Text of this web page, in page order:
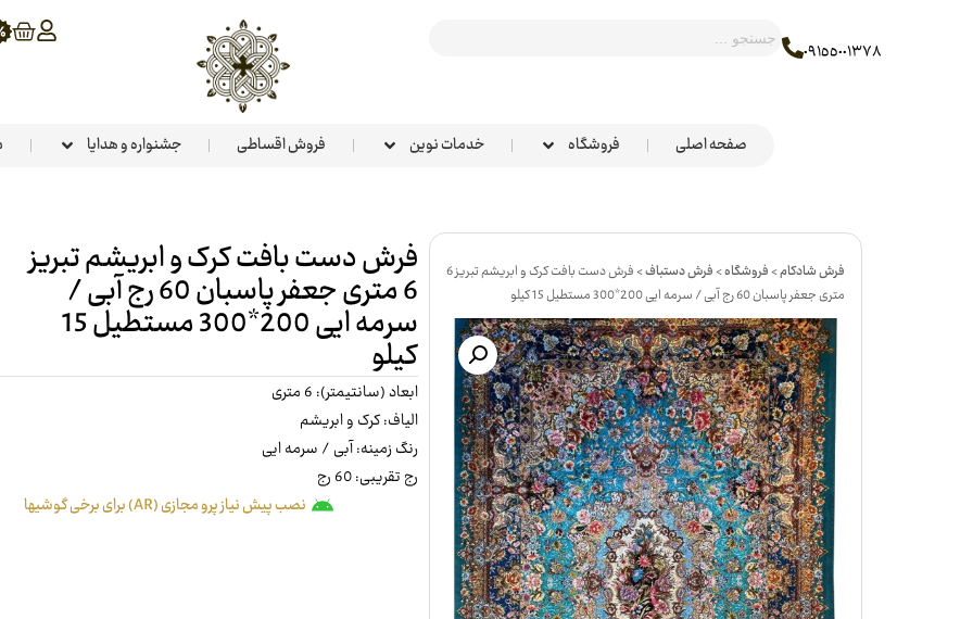
٠٩١٥٥٠٠١٣٧٨
صفحه اصلی فروشگاه خدمات نوین فروش اقساطی جشنواره و هدایا
فرش شادکام>فروشگاه>فرش دستباف>
فرش دست بافت کرک و ابریشم تبریز 6
متری جعفر پاسبان 60 رج آبی / سرمه ایی 200*300 مستطیل 15 کیلو
فرش دست بافت کرک و ابریشم تبریز
6 متری جعفر پاسبان 60 رج آبی /
سرمه ایی 200*300 مستطیل 15
کیلو
ابعاد (سانتیمتر): 6 متری
الیاف: کرک و ابریشم
رنگ زمینه: آبی / سرمه ایی
رج تقریبی: 60 رج
نصب پیش نیاز پرو مجازی (AR) برای برخی گوشیها